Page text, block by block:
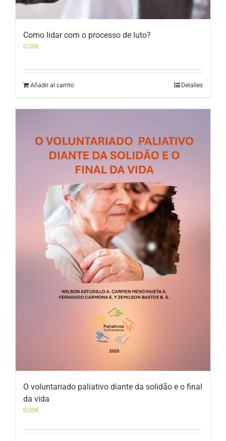
Como lidar com o processo de luto?
0,00€
Añadir al carrito Detalles
O voluntariado paliativo diante da solidão e o final
da vida
0,00€